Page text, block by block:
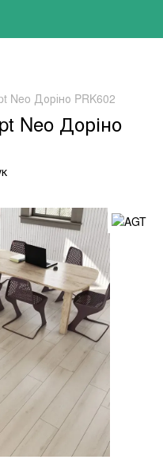
Neo Доріно PRK602
Neo Доріно